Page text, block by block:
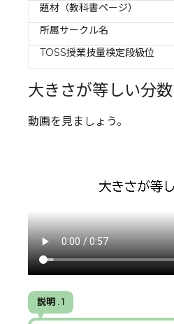
題材（教科書ページ）
所属サークル名
TOSS授業技量検定段級位
大きさが等しい分数
動画を見ましょう。
説明 . 1